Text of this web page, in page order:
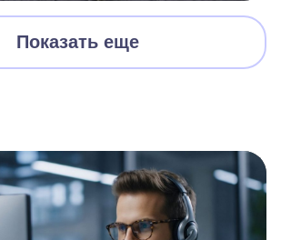
Показать еще